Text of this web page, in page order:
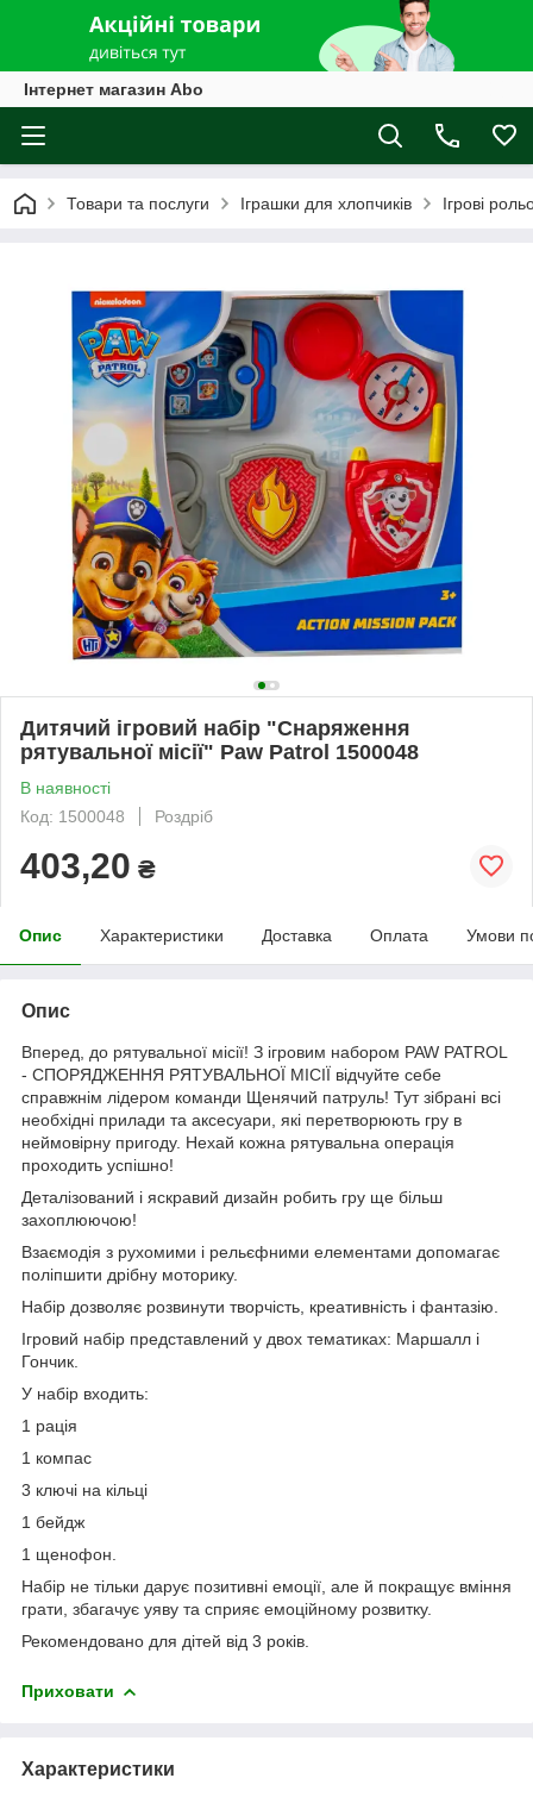
Інтернет магазин Abo
Товари та послуги Іграшки для хлопчиків Ігрові
Дитячий ігровий набір "Снаряження
рятувальної місії" Paw Patrol 1500048
В наявності
Код: 1500048
Роздріб
403,20 ₴
Опис Характеристики Доставка Оплата Умови
Опис
Вперед, до рятувальної місії! З ігровим набором PAW PATROL
- СПОРЯДЖЕННЯ РЯТУВАЛЬНОЇ МІСІЇ відчуйте себе
справжнім лідером команди Щенячий патруль! Тут зібрані всі
необхідні прилади та аксесуари, які перетворюють гру в
неймовірну пригоду. Нехай кожна рятувальна операція
проходить успішно!
Деталізований і яскравий дизайн робить гру ще більш
захоплюючою!
Взаємодія з рухомими і рельєфними елементами допомагає
поліпшити дрібну моторику.
Набір дозволяє розвинути творчість, креативність і фантазію.
Ігровий набір представлений у двох тематиках: Маршалл і
Гончик.
У набір входить:
1 рація
1 компас
3 ключі на кільці
1 бейдж
1 щенофон.
Набір не тільки дарує позитивні емоції, але й покращує вміння
грати, збагачує уяву та сприяє емоційному розвитку.
Рекомендовано для дітей від 3 років.
Приховати
Характеристики